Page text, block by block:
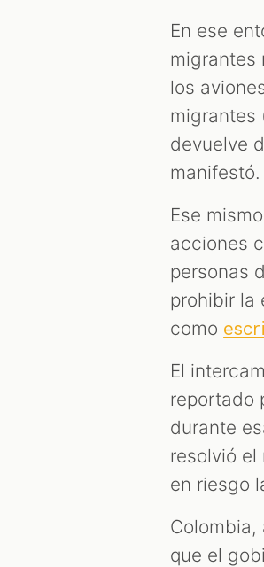
En ese
migrantes
los
migrantes
devuelve
manifestó.
Ese
acciones
personas
prohibir la
como
El
reportado
durante
resolvió
en riesgo
que el